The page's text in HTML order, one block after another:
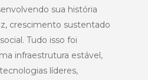
sua história
crescimento sustentado
Tudo isso foi
infraestrutura estável,
líderes,